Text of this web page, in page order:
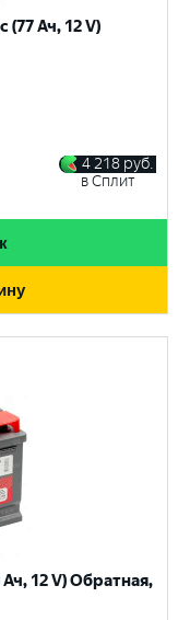
(77 Ач, 12 V)
4 218 руб.
в Сплит
Ач, 12 V) Обратная,